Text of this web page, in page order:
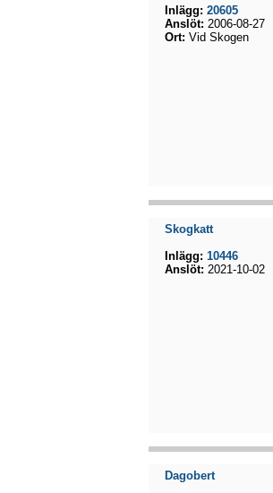
Inlägg: 20605
Anslöt: 2006-08-27
Ort: Vid Skogen
Skogkatt
Inlägg: 10446
Anslöt: 2021-10-02
Dagobert